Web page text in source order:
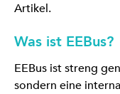
Artikel.
Was ist EEBus?
EEBus ist streng
sondern eine